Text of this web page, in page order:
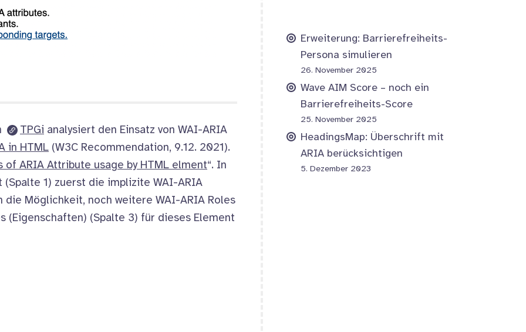
TPGi analysiert den Einsatz von WAI-ARIA
in HTML (W3C Recommendation, 9.12. 2021).
of ARIA Attribute usage by HTML elment“. In
1) zuerst die implizite WAI-ARIA
die Möglichkeit, noch weitere WAI-ARIA Roles
(Eigenschaften) (Spalte 3) für dieses Element
Erweiterung: Barrierefreiheits-
Persona simulieren
26. November 2025
Wave AIM Score – noch ein
Barrierefreiheits-Score
25. November 2025
HeadingsMap: Überschrift mit
ARIA berücksichtigen
5. Dezember 2023